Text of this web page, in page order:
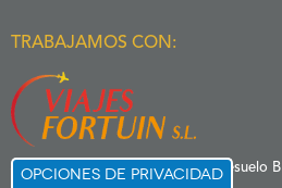
TRABAJAMOS CON:
C/ Menéndez Pelayo 6 Entresuelo B
Opciones de privacidad